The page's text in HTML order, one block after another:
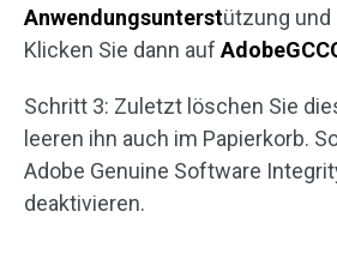
Anwendungsunterstützung
Klicken Sie dann auf
Schritt 3: Zuletzt löschen Sie
leeren ihn auch im Papierkorb.
Adobe Genuine Software
deaktivieren.